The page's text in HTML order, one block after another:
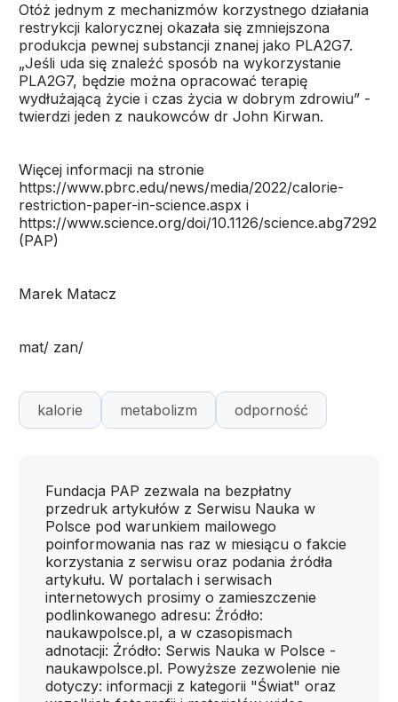
Otóż jednym z mechanizmów korzystnego działania
restrykcji kalorycznej okazała się zmniejszona
produkcja pewnej substancji znanej jako PLA2G7.
„Jeśli uda się znaleźć sposób na wykorzystanie
PLA2G7, będzie można opracować terapię
wydłużającą życie i czas życia w dobrym zdrowiu” -
twierdzi jeden z naukowców dr John Kirwan.
Więcej informacji na stronie
https://www.pbrc.edu/news/media/2022/calorie-
restriction-paper-in-science.aspx i
https://www.science.org/doi/10.1126/science.abg7292
(PAP)
Marek Matacz
mat/ zan/
kalorie metabolizm odporność
Fundacja PAP zezwala na bezpłatny
przedruk artykułów z Serwisu Nauka w
Polsce pod warunkiem mailowego
poinformowania nas raz w miesiącu o fakcie
korzystania z serwisu oraz podania źródła
artykułu. W portalach i serwisach
internetowych prosimy o zamieszczenie
podlinkowanego adresu: Źródło:
naukawpolsce.pl, a w czasopismach
adnotacji: Źródło: Serwis Nauka w Polsce -
naukawpolsce.pl. Powyższe zezwolenie nie
dotyczy: informacji z kategorii "Świat" oraz